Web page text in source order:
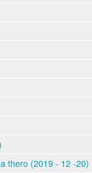
(2019 - 12 -20)